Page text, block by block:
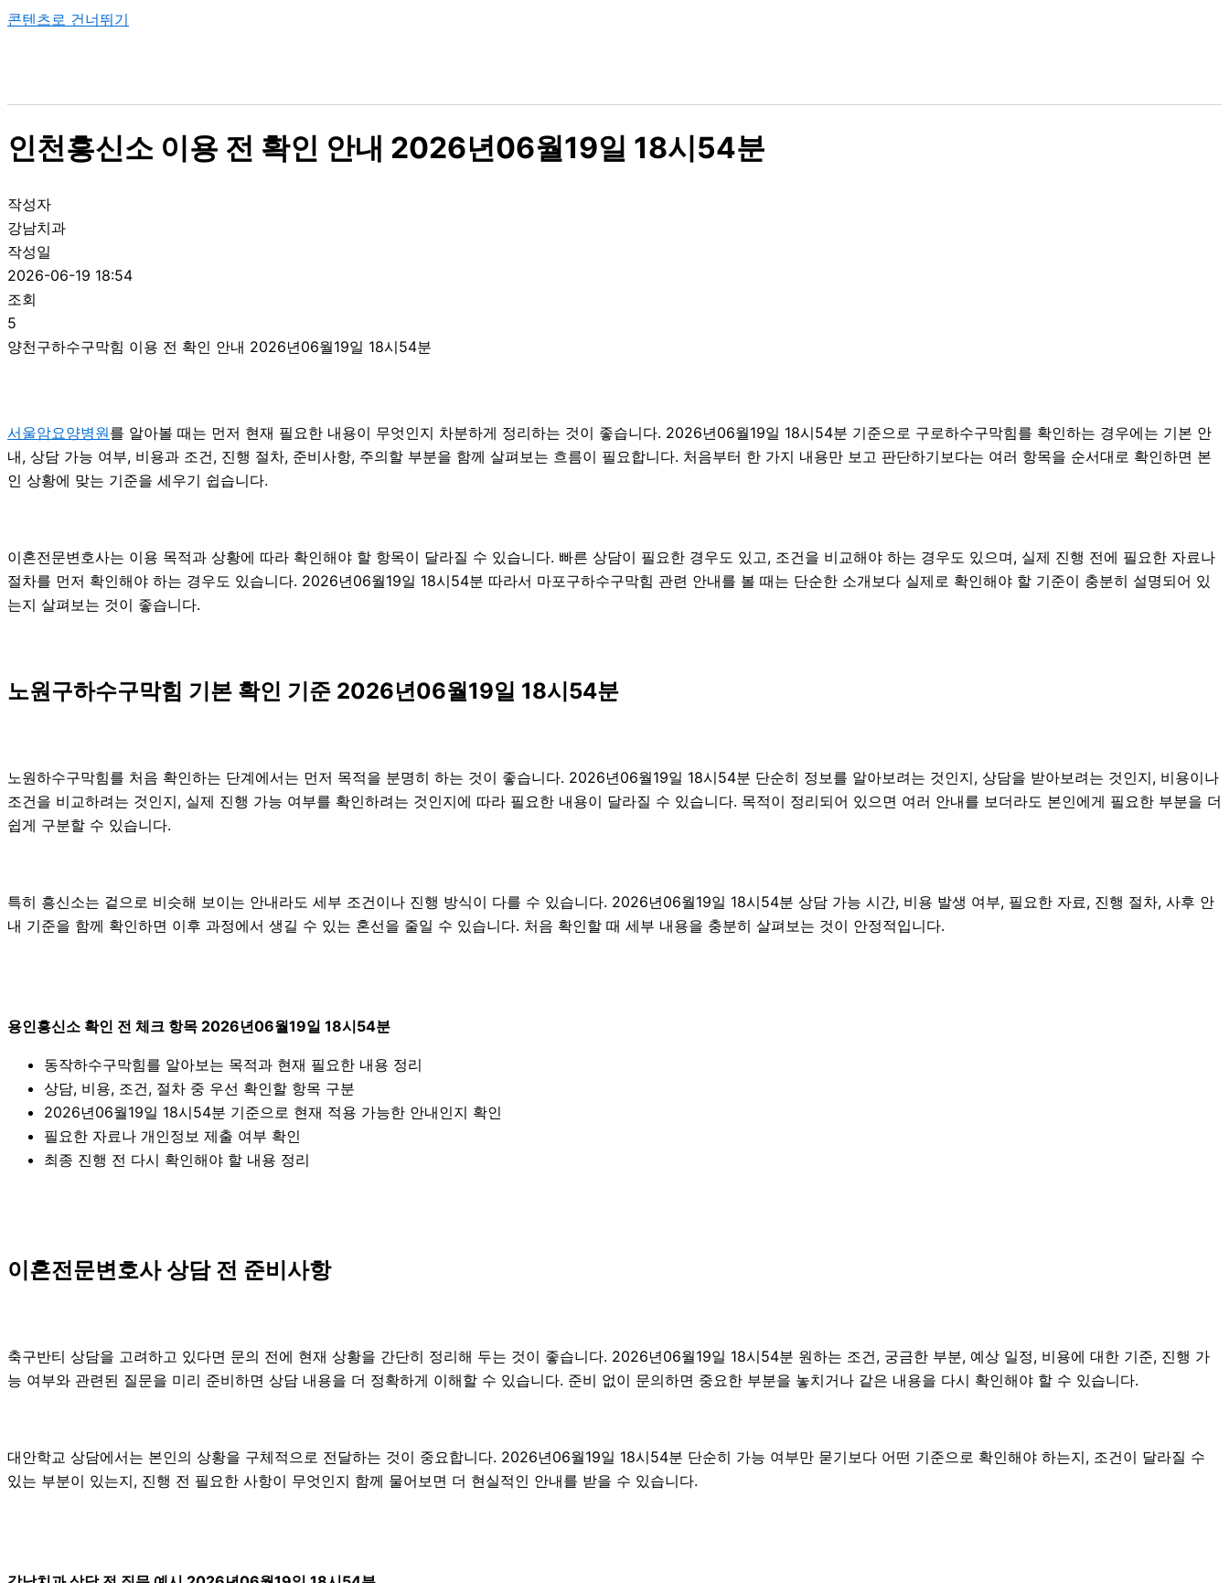
콘텐츠로 건너뛰기
인천흥신소 이용 전 확인 안내 2026년06월19일 18시54분
작성자
강남치과
작성일
2026-06-19 18:54
조회
5
양천구하수구막힘 이용 전 확인 안내 2026년06월19일 18시54분
서울암요양병원를 알아볼 때는 먼저 현재 필요한 내용이 무엇인지 차분하게 정리하는 것이 좋습니다. 2026년06월19일 18시54분 기준으로 구로하수구막힘를 확인하는 경우에는 기본 안
내, 상담 가능 여부, 비용과 조건, 진행 절차, 준비사항, 주의할 부분을 함께 살펴보는 흐름이 필요합니다. 처음부터 한 가지 내용만 보고 판단하기보다는 여러 항목을 순서대로 확인하면 본
인 상황에 맞는 기준을 세우기 쉽습니다.
이혼전문변호사는 이용 목적과 상황에 따라 확인해야 할 항목이 달라질 수 있습니다. 빠른 상담이 필요한 경우도 있고, 조건을 비교해야 하는 경우도 있으며, 실제 진행 전에 필요한 자료나
절차를 먼저 확인해야 하는 경우도 있습니다. 2026년06월19일 18시54분 따라서 마포구하수구막힘 관련 안내를 볼 때는 단순한 소개보다 실제로 확인해야 할 기준이 충분히 설명되어 있
는지 살펴보는 것이 좋습니다.
노원구하수구막힘 기본 확인 기준 2026년06월19일 18시54분
노원하수구막힘를 처음 확인하는 단계에서는 먼저 목적을 분명히 하는 것이 좋습니다. 2026년06월19일 18시54분 단순히 정보를 알아보려는 것인지, 상담을 받아보려는 것인지, 비용이나
조건을 비교하려는 것인지, 실제 진행 가능 여부를 확인하려는 것인지에 따라 필요한 내용이 달라질 수 있습니다. 목적이 정리되어 있으면 여러 안내를 보더라도 본인에게 필요한 부분을 더
쉽게 구분할 수 있습니다.
특히 흥신소는 겉으로 비슷해 보이는 안내라도 세부 조건이나 진행 방식이 다를 수 있습니다. 2026년06월19일 18시54분 상담 가능 시간, 비용 발생 여부, 필요한 자료, 진행 절차, 사후 안
내 기준을 함께 확인하면 이후 과정에서 생길 수 있는 혼선을 줄일 수 있습니다. 처음 확인할 때 세부 내용을 충분히 살펴보는 것이 안정적입니다.
용인흥신소 확인 전 체크 항목 2026년06월19일 18시54분
동작하수구막힘를 알아보는 목적과 현재 필요한 내용 정리
상담, 비용, 조건, 절차 중 우선 확인할 항목 구분
2026년06월19일 18시54분 기준으로 현재 적용 가능한 안내인지 확인
필요한 자료나 개인정보 제출 여부 확인
최종 진행 전 다시 확인해야 할 내용 정리
이혼전문변호사 상담 전 준비사항
축구반티 상담을 고려하고 있다면 문의 전에 현재 상황을 간단히 정리해 두는 것이 좋습니다. 2026년06월19일 18시54분 원하는 조건, 궁금한 부분, 예상 일정, 비용에 대한 기준, 진행 가
능 여부와 관련된 질문을 미리 준비하면 상담 내용을 더 정확하게 이해할 수 있습니다. 준비 없이 문의하면 중요한 부분을 놓치거나 같은 내용을 다시 확인해야 할 수 있습니다.
대안학교 상담에서는 본인의 상황을 구체적으로 전달하는 것이 중요합니다. 2026년06월19일 18시54분 단순히 가능 여부만 묻기보다 어떤 기준으로 확인해야 하는지, 조건이 달라질 수
있는 부분이 있는지, 진행 전 필요한 사항이 무엇인지 함께 물어보면 더 현실적인 안내를 받을 수 있습니다.